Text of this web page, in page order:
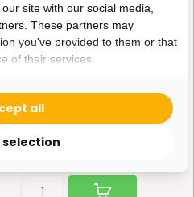
Fluffy zacht Vloerkleed
Donkergrijs
Bazaaronline is zo lek...
Op voorraad
site with our social media,
These partners may
you've provided to them or that
of their services.
selection
all